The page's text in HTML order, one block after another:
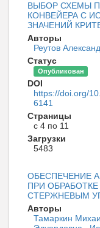
ВЫБОР СХЕМЫ
КОНВЕЙЕРА С
ЗНАЧЕНИЙ
Авторы
Реутов
Статус
Опубликован
DOI
https://doi.org/
6141
Страницы
с 4 по 11
Загрузки
5483
ОБЕСПЕЧЕНИЕ
ПРИ
СТЕРЖНЕВЫМ
Авторы
Тамаркин